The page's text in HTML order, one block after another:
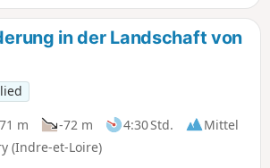
in der Landschaft von
m -72 m 4:30 Std.
Mittel
(Indre-et-Loire)